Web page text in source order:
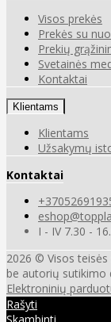
Visos prekės
Prekės su
Prekių
Svetainės
Kontaktai
Klientams
Klientams
Užsakymų
Kontaktai
I - IV 7.30 -
2026 © Visos
be autorių sutikimo
Elektroninių
Rašyti